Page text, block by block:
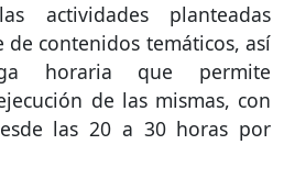
actividades planteadas
contenidos temáticos, así
horaria que permite
de las mismas, con
las 20 a 30 horas por